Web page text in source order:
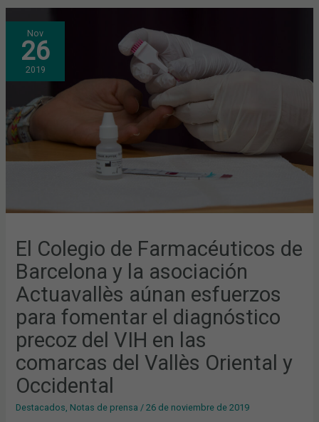
Nov
26
2019
El Colegio de Farmacéuticos de
Barcelona y la asociación
Actuavallès aúnan esfuerzos
para fomentar el diagnóstico
precoz del VIH en las
comarcas del Vallès Oriental y
Occidental
Destacados Notas de prensa /26 de noviembre de 2019
EL
COLEGIO
DE
FARMACÉUTICOS
DE
BARCELONA
Y
ASOCIACIÓN
ACTUAVALLÈS
AÚNAN
FOMENTAR
DIAGNÓSTICO
LAS
VALLÈS
ORIENTAL
Y
OCCIDENTAL